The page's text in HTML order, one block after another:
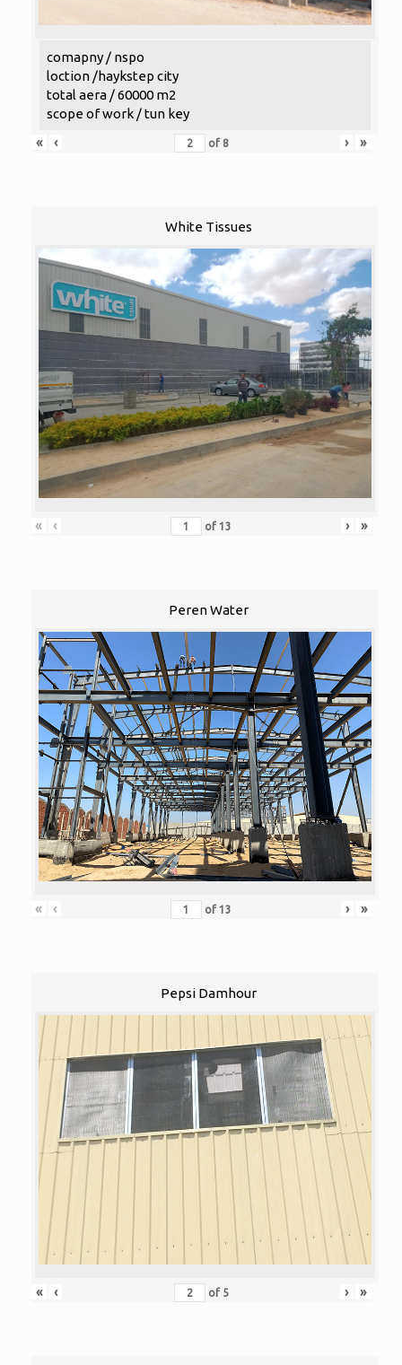
comapny / nspo
loction /haykstep city
total aera / 60000 m2
scope of work / tun key
«
‹ of 8 › »
White Tissues
« ‹ of 13 › »
Peren Water
« ‹ of 13 › »
Pepsi Damhour
« ‹ of 5 › »